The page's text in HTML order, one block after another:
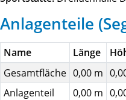
Anlagenteile
Name Länge
Gesamtfläche 0,00 m
Anlagenteil
0,00 m